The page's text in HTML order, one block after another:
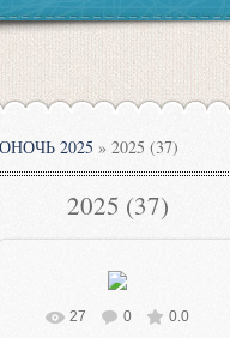
2025 » 2025 (37)
2025 (37)
В реальном размере
27 0 0.0